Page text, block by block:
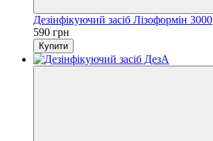
Дезінфікуючий засіб Лізоформін 3000
590 грн
Купити